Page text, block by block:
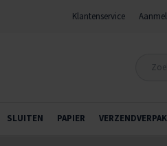
Klantenservice
SLUITEN PAPIER